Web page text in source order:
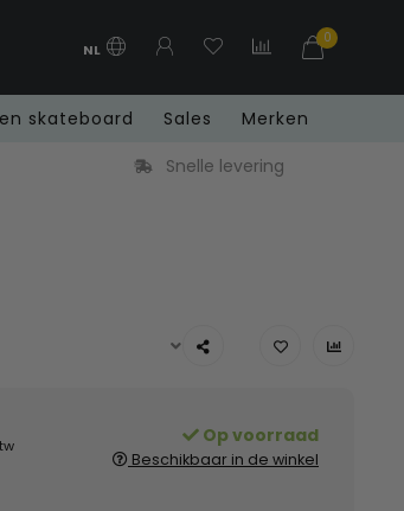
NL
0
skateboard Sales
Merken
Gratis verzending in Benelux vanaf
Op voorraad
Beschikbaar in de winkel